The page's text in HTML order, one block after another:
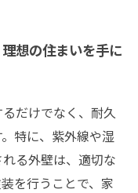
想の住まいを手に
だけでなく、耐久
特に、紫外線や湿
る外壁は、適切な
を行うことで、家